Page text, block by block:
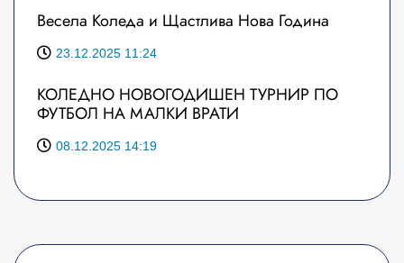
Весела Коледа и Щастлива Нова Година
23.12.2025 11:24
КОЛЕДНО НОВОГОДИШЕН ТУРНИР ПО
ФУТБОЛ НА МАЛКИ ВРАТИ
08.12.2025 14:19